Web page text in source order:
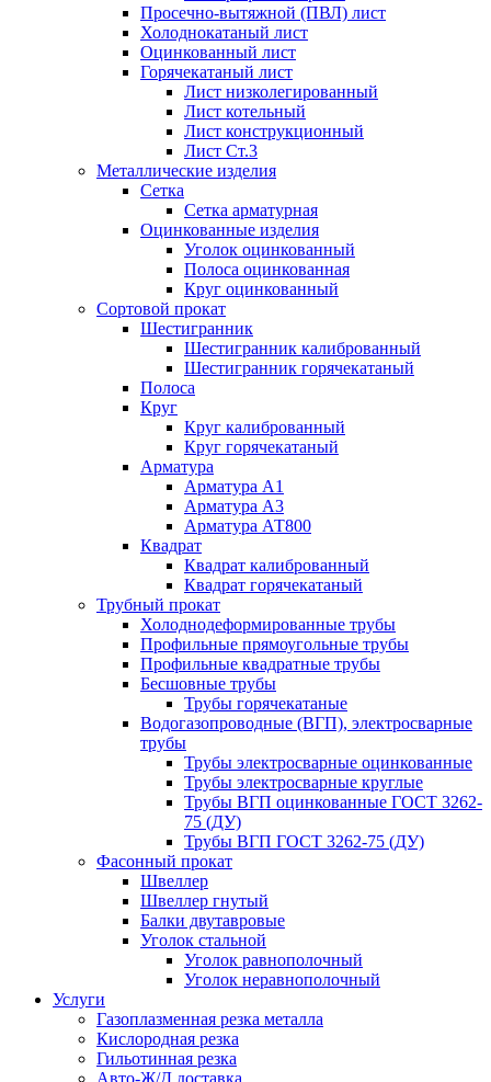
Просечно-вытяжной (ПВЛ) лист
Холоднокатаный лист
Оцинкованный лист
Горячекатаный лист
Лист низколегированный
Лист котельный
Лист конструкционный
Лист Ст.3
Металлические изделия
Сетка
Сетка арматурная
Оцинкованные изделия
Уголок оцинкованный
Полоса оцинкованная
Круг оцинкованный
Сортовой прокат
Шестигранник
Шестигранник калиброванный
Шестигранник горячекатаный
Полоса
Круг
Круг калиброванный
Круг горячекатаный
Арматура
Арматура А1
Арматура А3
Арматура АТ800
Квадрат
Квадрат калиброванный
Квадрат горячекатаный
Трубный прокат
Холоднодеформированные трубы
Профильные прямоугольные трубы
Профильные квадратные трубы
Бесшовные трубы
Трубы горячекатаные
Водогазопроводные (ВГП), электросварные
трубы
Трубы электросварные оцинкованные
Трубы электросварные круглые
Трубы ВГП оцинкованные ГОСТ 3262-
75 (ДУ)
Трубы ВГП ГОСТ 3262-75 (ДУ)
Фасонный прокат
Швеллер
Швеллер гнутый
Балки двутавровые
Уголок стальной
Уголок равнополочный
Уголок неравнополочный
Услуги
Газоплазменная резка металла
Кислородная резка
Гильотинная резка
Авто-Ж/Д доставка